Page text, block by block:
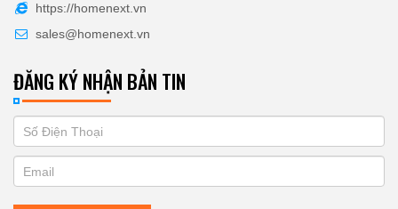
https://homenext.vn
sales@homenext.vn
ĐĂNG KÝ NHẬN BẢN TIN
ĐĂNG
KÝ
NHẬN
you
are
human,